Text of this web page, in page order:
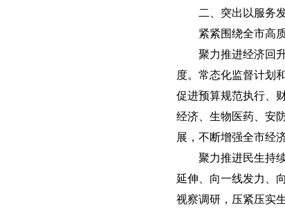
二、突出以服务
紧紧围绕全市高
聚力推进经济回
度。常态化监督计划
促进预算规范执行、
经济、生物医药、安
展，不断增强全市经
聚力推进民生持
延伸、向一线发力、
视察调研，压紧压实